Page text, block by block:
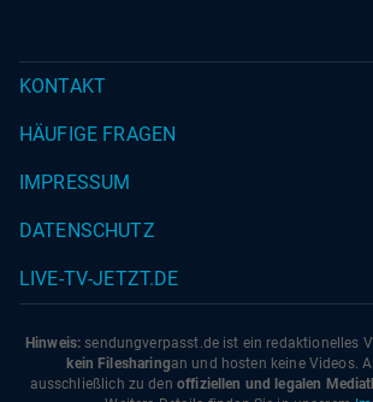
KONTAKT
HÄUFIGE FRAGEN
IMPRESSUM
DATENSCHUTZ
LIVE-TV-JETZT.DE
Hinweis: sendungverpasst.de ist ein redaktionelles
kein Filesharingan und hosten keine Videos.
ausschließlich zu den offiziellen und legalen